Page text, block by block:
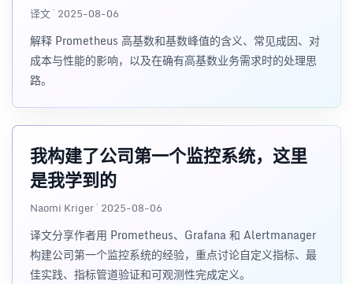
译文 · 2025-08-06
解释 Prometheus 高基数和基数峰值的含义、常见成因、对
成本与性能的影响，以及在确有高基数业务需求时的处理思
路。
我构建了公司第一个监控系统，这里
是我学到的
Naomi Kriger · 2025-08-06
译文分享作者用 Prometheus、Grafana 和 Alertmanager
构建公司第一个监控系统的经验，重点讨论自定义指标、最
佳实践、指标管道验证和可观测性完成定义。